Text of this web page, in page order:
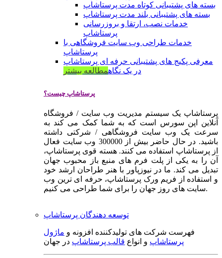
بسته های پشتیبانی کوتاه مدت پرستاشاپ
بسته های پشتیبانی بلند مدت پرستاشاپ
خدمات نصب، ارتقا و بروزرسانی
پرستاشاپ
خدمات طراحی وب سایت فروشگاهی با
پرستاشاپ
معرفی پکیج های پشتیبانی حرفه ای پرستاشاپ
در یک نگاهمطالعه بیشتر
پرستاشاپ چیست؟
پرستاشاپ یک سیستم مدیریت وب سایت / فروشگاه
آنلاین اپن سورس است که به شما کمک می کند به
سرعت یک وب سایت فروشگاهی / شرکتی داشته
باشید. در حال حاضر بیش از 300000 وب سایت فعال
از پرستاشاپ استفاده می کنند. هسته قوی پرستاشاپ،
آن را به یکی از پلت فرم های منبع باز محبوب جهان
تبدیل می کند. ما در نیوزپاور با هنر طراحان ارشد خود
و استفاده از فریم ورک پرستاشاپ، حرفه ای ترین وب
سایت های روز جهان را برای شما طراحی می کنیم.
توسعه دهندگان پرستاشاپ
فهرست شرکت های تولیدکننده افزونه و ماژول
پرستاشاپ و انواع قالب پرستاشاپ در جهان